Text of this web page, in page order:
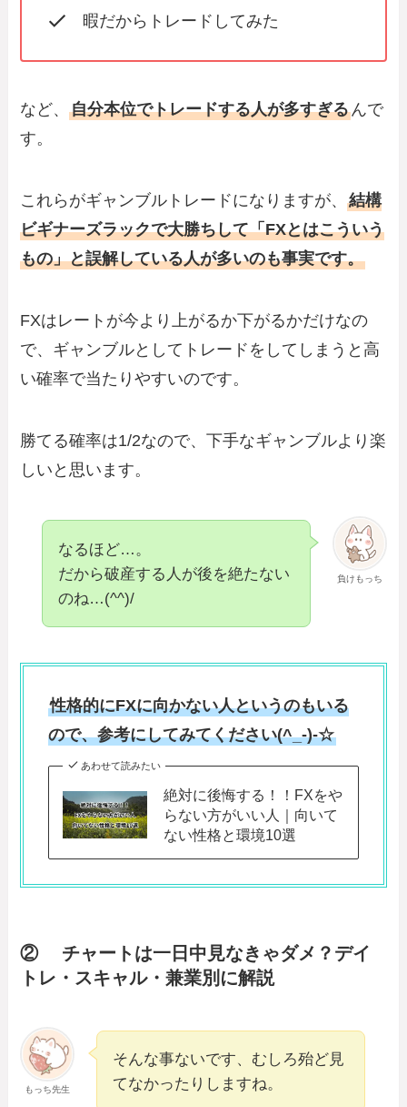
暇だからトレードしてみた
など、自分本位でトレードする人が多すぎるんで
す。
これらがギャンブルトレードになりますが、結構
ビギナーズラックで大勝ちして「FXとはこういう
もの」と誤解している人が多いのも事実です。
FXはレートが今より上がるか下がるかだけなの
で、ギャンブルとしてトレードをしてしまうと高
い確率で当たりやすいのです。
勝てる確率は1/2なので、下手なギャンブルより楽
しいと思います。
負けもっち
なるほど…。
だから破産する人が後を絶たない
のね…(^^)/
性格的にFXに向かない人というのもいる
ので、参考にしてみてください(^_-)-☆
あわせて読みたい
絶対に後悔する！！FXをや
らない方がいい人｜向いて
ない性格と環境10選
② チャートは一日中見なきゃダメ？デイ
トレ・スキャル・兼業別に解説
もっち先生
そんな事ないです、むしろ殆ど見
てなかったりしますね。